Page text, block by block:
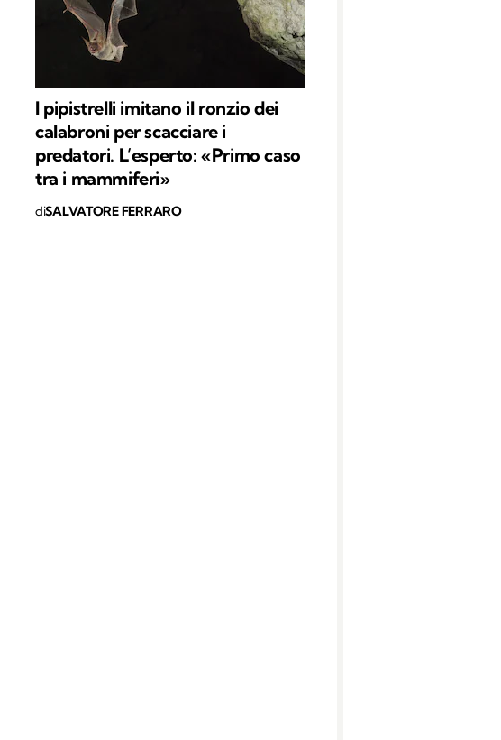
I pipistrelli imitano il ronzio dei
calabroni per scacciare i
predatori. L’esperto: «Primo caso
tra i mammiferi»
diSALVATORE FERRARO